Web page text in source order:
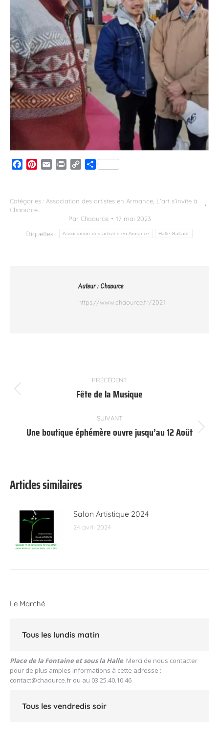
Facebook
Pinterest
Email Print
CopyPartager
Catégories : Association des artistes en Armance, L’art s’invite à
Chaource
Par Chaource
17 mai 2023
Étiquettes :
Association des artistes en Armance Halle Baltard
Auteur : Chaource
https://www.chaource.fr/2021
article
PRÉCÉDENT
Article
:
Fête de la Musique
SUIVANT
Article
Une boutique éphémère ouvre jusqu’au 12 Août
Articles similaires
Salon Artistique 2024
24 avril 2024
Le Marché
Tous les lundis matin
Place de la Fontaine et sous la Halle. Merci de nous contacter
pour de plus amples informations à cette adresse :
contact@chaource.fr ou au 03.25.40.10.46
Tous les vendredis soir